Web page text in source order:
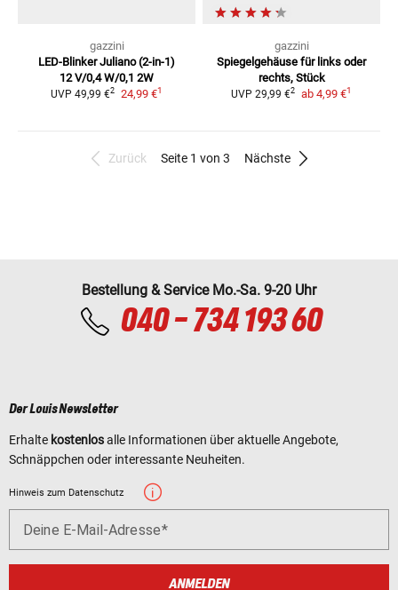
gazzini
LED-Blinker Juliano (2-in-1)
12 V/0,4 W/0,1 2W
UVP 49,99 €2 24,99 €1
gazzini
Spiegelgehäuse für links oder
rechts, Stück
UVP 29,99 €2 ab 4,99 €1
Zurück Seite 1 von 3 Nächste
Bestellung & Service Mo.-Sa. 9-20 Uhr
040 - 734 193 60
Der Louis Newsletter
Erhalte kostenlosalle Informationen über aktuelle Angebote,
Schnäppchen oder interessante Neuheiten.
Hinweis zum Datenschutz
Deine E-Mail-Adresse
ANMELDEN